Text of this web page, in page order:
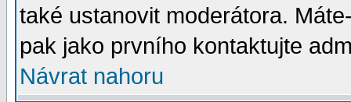
také ustanovit moderátora.
pak jako prvního kontaktujte
Návrat nahoru